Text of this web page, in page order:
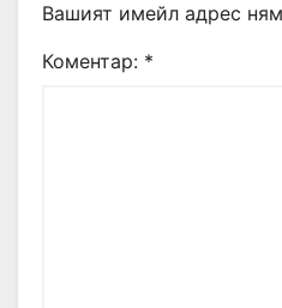
Вашият имейл адрес
Коментар: *